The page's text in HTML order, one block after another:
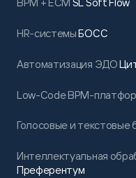
HR-системыБОСС
Автоматизация ЭДО
Low-Code BPM-
Голосовые и текстовые
Интеллектуальная
Преферентум